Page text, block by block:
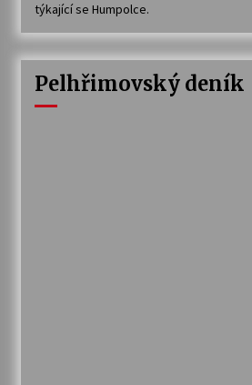
týkající se Humpolce.
Pelhřimovský deník